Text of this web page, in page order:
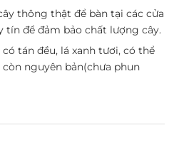
thông thật để bàn tại các cửa
tín để đảm bảo chất lượng cây.
có tán đều, lá xanh tươi, có thể
nguyên bản(chưa phun